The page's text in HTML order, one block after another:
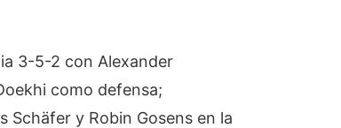
3-5-2 con Alexander
como defensa;
Schäfer y Robin Gosens en la